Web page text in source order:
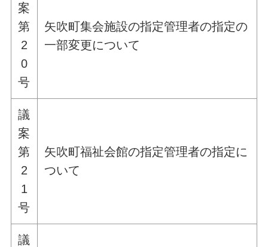
案
第
2
0
号
矢吹町集会施設の指定管理者の指定の
一部変更について
議
案
第
2
1
号
矢吹町福祉会館の指定管理者の指定に
ついて
議